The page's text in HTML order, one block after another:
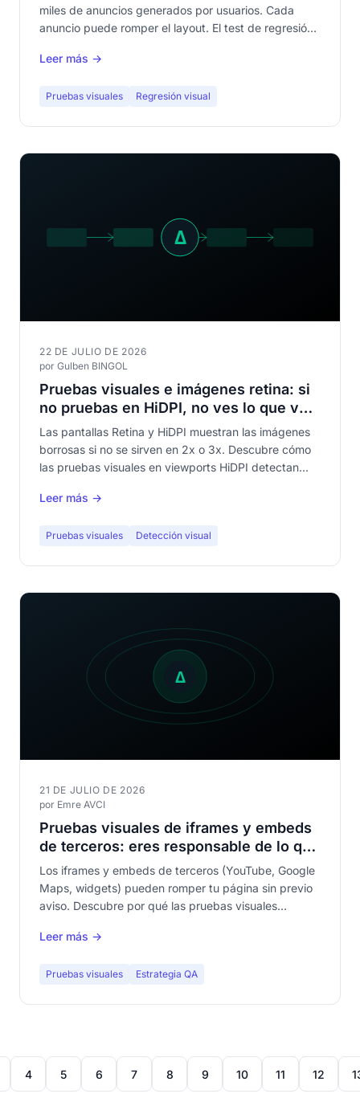
miles de anuncios generados por usuarios. Cada
anuncio puede romper el layout. El test de regresión
resistan la diversidad del contenido.
Leer más →
Pruebas visuales Regresión visual
22 DE JULIO DE 2026
por Gulben BINGOL
Pruebas visuales e imágenes retina: si
no pruebas en HiDPI, no ves lo que ven
tus usuarios
Las pantallas Retina y HiDPI muestran las imágenes
borrosas si no se sirven en 2x o 3x. Descubre cómo
las pruebas visuales en viewports HiDPI detectan
problemas de nitidez que no ves en tu pantalla de
Leer más →
Pruebas visuales Detección visual
21 DE JULIO DE 2026
por Emre AVCI
Pruebas visuales de iframes y embeds
de terceros: eres responsable de lo que
no controlas
Los iframes y embeds de terceros (YouTube, Google
Maps, widgets) pueden romper tu página sin previo
aviso. Descubre por qué las pruebas visuales
el contenido de terceros integrado en tu sitio.
Leer más →
Pruebas visuales Estrategia QA
4 5 6 7 8 9 10 11 12